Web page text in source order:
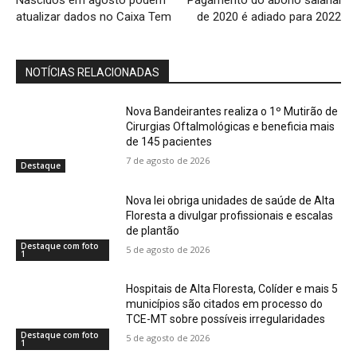
atualizar dados no Caixa Tem
de 2020 é adiado para 2022
NOTÍCIAS RELACIONADAS
Destaque
Nova Bandeirantes realiza o 1º Mutirão de
Cirurgias Oftalmológicas e beneficia mais
de 145 pacientes
7 de agosto de 2026
Destaque com foto
1
Nova lei obriga unidades de saúde de Alta
Floresta a divulgar profissionais e escalas
de plantão
5 de agosto de 2026
Destaque com foto
1
Hospitais de Alta Floresta, Colíder e mais 5
municípios são citados em processo do
TCE-MT sobre possíveis irregularidades
5 de agosto de 2026